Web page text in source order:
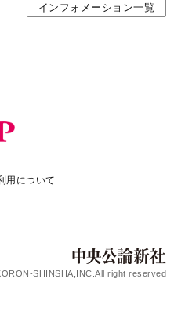
インフォメーション一覧
用について
SHINSHA,INC.All right reserved